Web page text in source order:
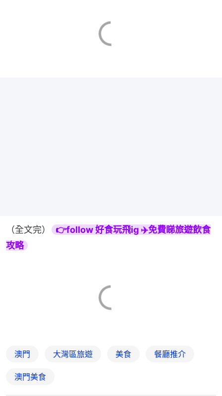
（全文完）
👉follow 好食玩飛ig ✈️免費睇旅遊飲食
攻略
澳門 大灣區旅遊 美食 餐廳推介
澳門美食